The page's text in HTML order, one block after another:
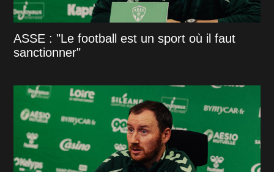
ASSE : "Le football est un sport où il faut
sanctionner"